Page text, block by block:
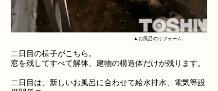
▲お風呂のリフォーム
二日目の様子がこちら。
窓を残してすべて解体、建物の構造体だけが残ります。
二日目は、新しいお風呂に合わせて給水排水、電気等設